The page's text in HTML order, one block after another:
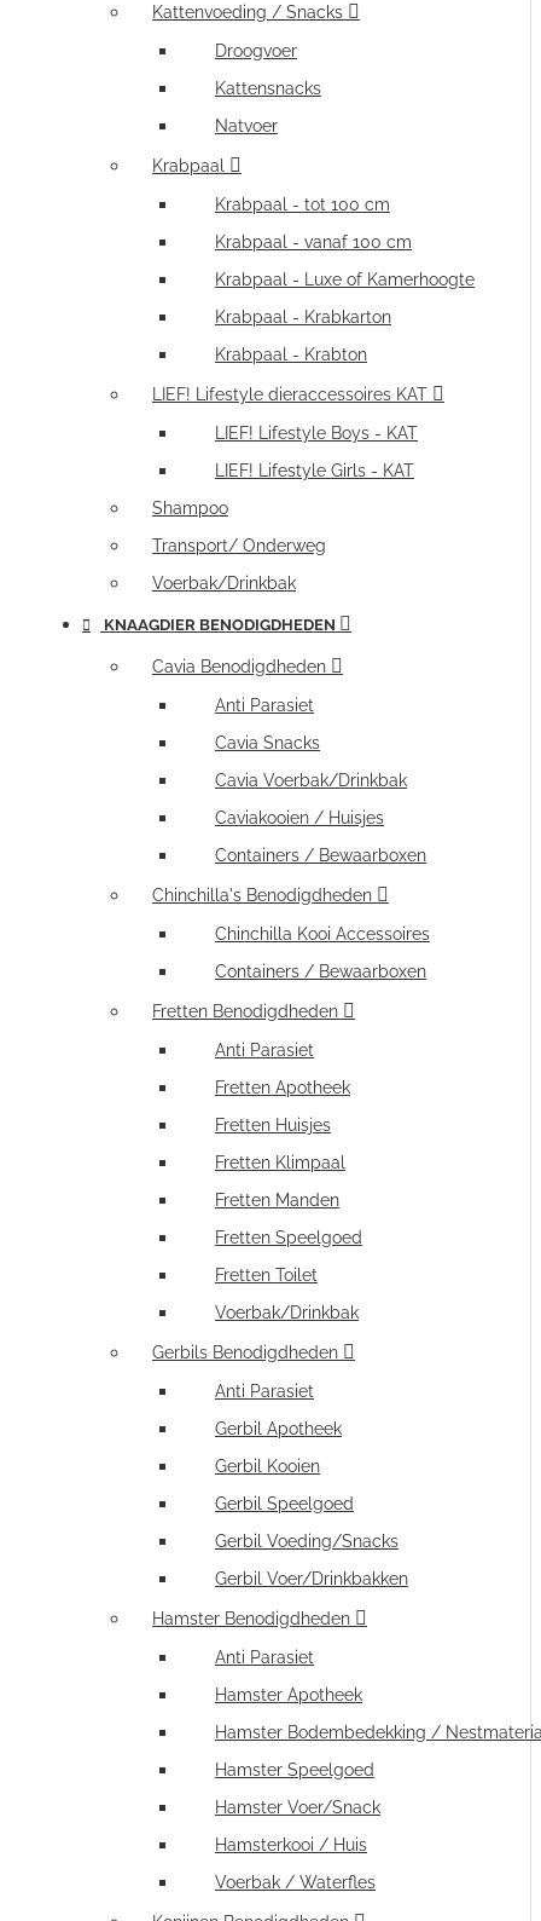
Kattenvoeding / Snacks
Droogvoer
Kattensnacks
Natvoer
Krabpaal
Krabpaal - tot 100 cm
Krabpaal - vanaf 100 cm
Krabpaal - Luxe of Kamerhoogte
Krabpaal - Krabkarton
Krabpaal - Krabton
LIEF! Lifestyle dieraccessoires KAT
LIEF! Lifestyle Boys - KAT
LIEF! Lifestyle Girls - KAT
Shampoo
Transport/ Onderweg
Voerbak/Drinkbak
KNAAGDIER BENODIGDHEDEN
Cavia Benodigdheden
Anti Parasiet
Cavia Snacks
Cavia Voerbak/Drinkbak
Caviakooien / Huisjes
Containers / Bewaarboxen
Chinchilla's Benodigdheden
Chinchilla Kooi Accessoires
Containers / Bewaarboxen
Fretten Benodigdheden
Anti Parasiet
Fretten Apotheek
Fretten Huisjes
Fretten Klimpaal
Fretten Manden
Fretten Speelgoed
Fretten Toilet
Voerbak/Drinkbak
Gerbils Benodigdheden
Anti Parasiet
Gerbil Apotheek
Gerbil Kooien
Gerbil Speelgoed
Gerbil Voeding/Snacks
Gerbil Voer/Drinkbakken
Hamster Benodigdheden
Anti Parasiet
Hamster Apotheek
Hamster Bodembedekking /
Hamster Speelgoed
Hamster Voer/Snack
Hamsterkooi / Huis
Voerbak / Waterfles